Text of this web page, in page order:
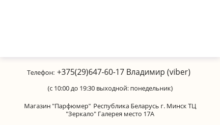
Телефон: +375(29)647-60-17 Владимир (viber)
(с 10:00 до 19:30 выходной: понедельник)
Магазин "Парфюмер" Республика Беларусь г. Минск ТЦ
"Зеркало" Галерея место 17А